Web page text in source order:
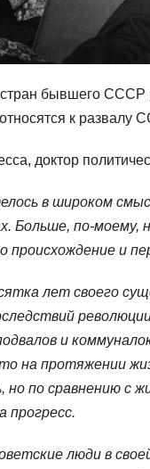
бывшего СССР
относятся к
доктор
в широком
Больше, по-
происхождение и
лет своего
и
на протяжении
но по сравнению с
прогресс.
люди в